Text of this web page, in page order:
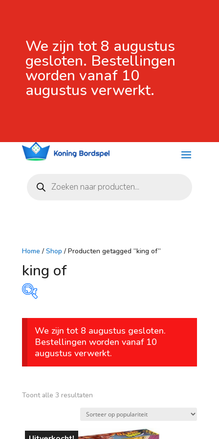
We zijn tot 8 augustus
gesloten. Bestellingen
worden vanaf 10
augustus verwerkt.
zoeken
Home / Shop / Producten getagged “king of”
king of
Prijs
€ 33
vanaf 4 jaar
We zijn tot 8 augustus gesloten.
Bestellingen worden vanaf 10
augustus verwerkt.
Toont alle 3 resultatenGesorteerd
populariteit